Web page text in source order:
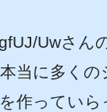
Uwさん
当に多くの
作っていら